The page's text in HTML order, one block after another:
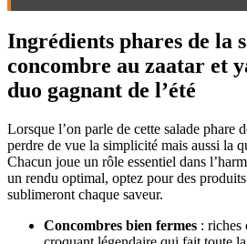
Ingrédients phares de la
concombre au zaatar et
duo gagnant de l’été
Lorsque l’on parle de cette salade phare
perdre de vue la simplicité mais aussi la
Chacun joue un rôle essentiel dans
un rendu optimal, optez pour des
sublimeront chaque saveur.
Concombres bien fermes : riches